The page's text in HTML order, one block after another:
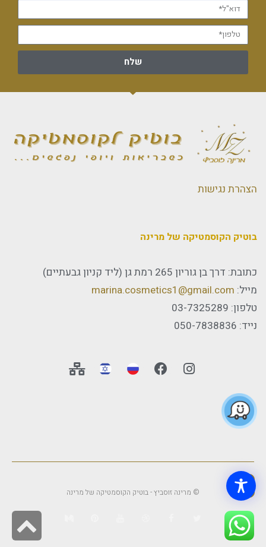
שלח
הצהרת נגישות
בוטיק הקוסמטיקה של מרינה
כתובת: דרך בן גוריון 265 רמת גן (ליד קניון גבעתיים)
מייל: marina.cosmetics1@gmail.com
טלפון: 03-7325289
נייד: 050-7838836
© מרינה זוסביץ - בוטיק הקוסמטיקה של מרינה